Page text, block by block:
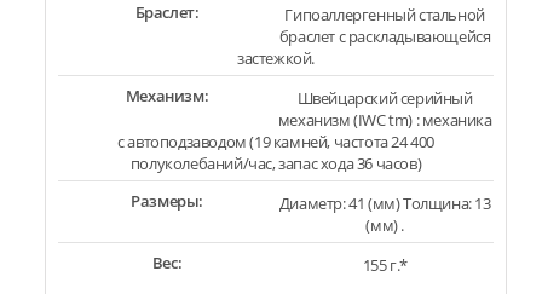
Браслет:
Гипоаллергенный стальной
браслет с раскладывающейся
застежкой.
Механизм:
Швейцарский серийный
механизм (IWC tm) : механика
с автоподзаводом (19 камней, частота 24 400
полуколебаний/час, запас хода 36 часов)
Размеры:
Диаметр: 41 (мм) Толщина: 13
(мм) .
Вес:
155 г.*